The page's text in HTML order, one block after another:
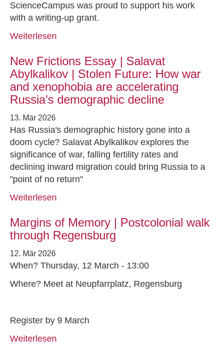
ScienceCampus was proud to support his work
with a writing-up grant.
Weiterlesen
New Frictions Essay | Salavat
Abylkalikov | Stolen Future: How war
and xenophobia are accelerating
Russia’s demographic decline
13. Mär 2026
Has Russia's demographic history gone into a
doom cycle? Salavat Abylkalikov explores the
significance of war, falling fertility rates and
declining inward migration could bring Russia to a
"point of no return"
Weiterlesen
Margins of Memory | Postcolonial walk
through Regensburg
12. Mär 2026
When? Thursday, 12 March - 13:00
Where? Meet at Neupfarrplatz, Regensburg
Register by 9 March
Weiterlesen